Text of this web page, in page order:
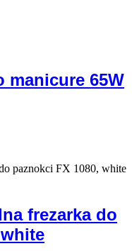
manicure 65W
frezarka do